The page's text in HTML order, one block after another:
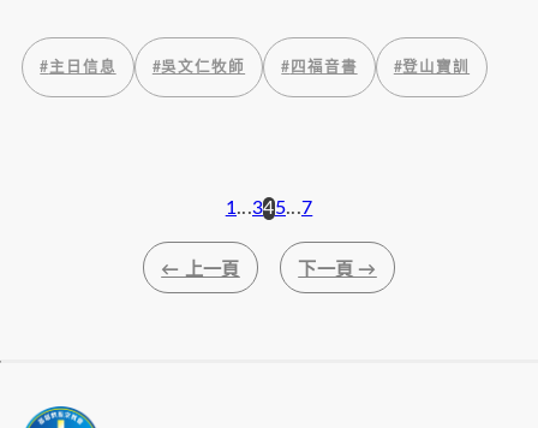
#主日信息 #吳文仁牧師 # 四福音書 #登山寶訓
← 上一頁
文
章
1...345...7
下一頁 →